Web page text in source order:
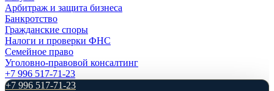
Арбитраж и защита бизнеса
Банкротство
Гражданские споры
Налоги и проверки ФНС
Семейное право
Уголовно-правовой консалтинг
+7 996 517-71-23
+7 996 517-71-23